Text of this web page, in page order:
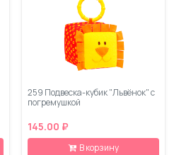
259 Подвеска-кубик "Львёнок" с
погремушкой
145.00 ₽
В корзину